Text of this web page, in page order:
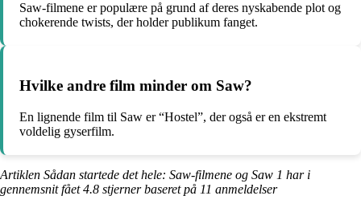
Saw-filmene er populære på grund af deres nyskabende plot og
chokerende twists, der holder publikum fanget.
Hvilke andre film minder om Saw?
En lignende film til Saw er “Hostel”, der også er en ekstremt
voldelig gyserfilm.
Artiklen Sådan startede det hele: Saw-filmene og Saw 1 har i
gennemsnit fået4.8 stjerner baseret på 11 anmeldelser